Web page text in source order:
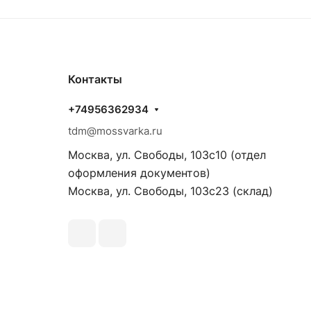
Контакты
+74956362934
tdm@mossvarka.ru
Москва, ул. Свободы, 103с10 (отдел
оформления документов)
Москва, ул. Свободы, 103с23 (склад)